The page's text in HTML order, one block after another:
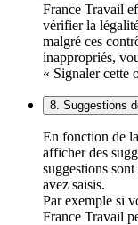
France Travail
vérifier la
malgré ces
inappropriés,
« Signaler cette
8. Suggestions
En fonction de
afficher des
suggestions
avez saisis.
Par exemple si
France Travail